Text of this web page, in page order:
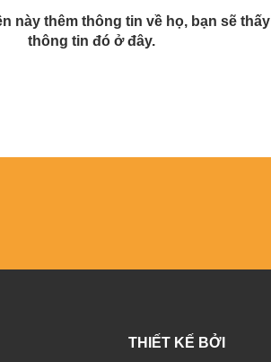
này thêm thông tin về họ, bạn sẽ thấy
thông tin đó ở đây.
THIẾT KẾ BỞI